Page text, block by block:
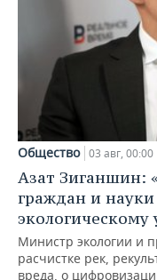
Общество 03 авг, 00:00
Азат Зиганшин:
граждан и
экологическому
Министр экологии и
расчистке рек,
вреда, о